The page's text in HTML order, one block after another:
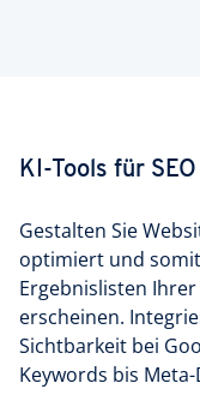
KI-Tools für
Gestalten Sie
optimiert und
Ergebnislisten
erscheinen.
Sichtbarkeit bei
Keywords bis